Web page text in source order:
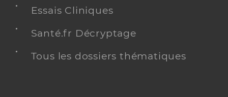
Essais Cliniques
Santé.fr Décryptage
Tous les dossiers thématiques